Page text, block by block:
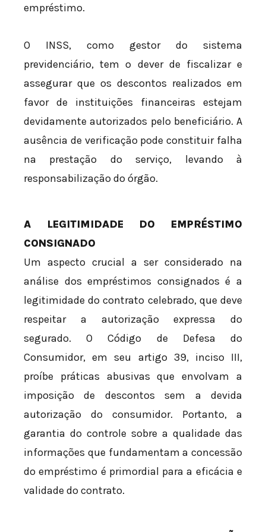
empréstimo.
O INSS, como gestor do sistema
previdenciário, tem o dever de fiscalizar e
assegurar que os descontos realizados em
favor de instituições financeiras estejam
devidamente autorizados pelo beneficiário. A
ausência de verificação pode constituir falha
na prestação do serviço, levando à
responsabilização do órgão.
A LEGITIMIDADE DO EMPRÉSTIMO
CONSIGNADO
Um aspecto crucial a ser considerado na
análise dos empréstimos consignados é a
legitimidade do contrato celebrado, que deve
respeitar a autorização expressa do
segurado. O Código de Defesa do
Consumidor, em seu artigo 39, inciso III,
proíbe práticas abusivas que envolvam a
imposição de descontos sem a devida
autorização do consumidor. Portanto, a
garantia do controle sobre a qualidade das
informações que fundamentam a concessão
do empréstimo é primordial para a eficácia e
validade do contrato.